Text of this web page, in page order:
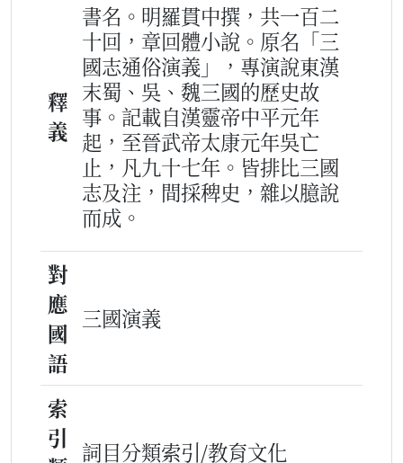
釋
義
書名。明羅貫中撰，共一百二
十回，章回體小說。原名「三
國志通俗演義」，專演說東漢
末蜀、吳、魏三國的歷史故
事。記載自漢靈帝中平元年
起，至晉武帝太康元年吳亡
止，凡九十七年。皆排比三國
志及注，間採稗史，雜以臆說
而成。
對
應
國
語
三國演義
索
引 詞目分類索引/教育文化